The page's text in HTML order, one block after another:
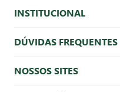
INSTITUCIONAL
DÚVIDAS FREQUENTES
NOSSOS SITES